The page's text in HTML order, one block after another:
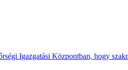
Igazgatási Központban, hogy